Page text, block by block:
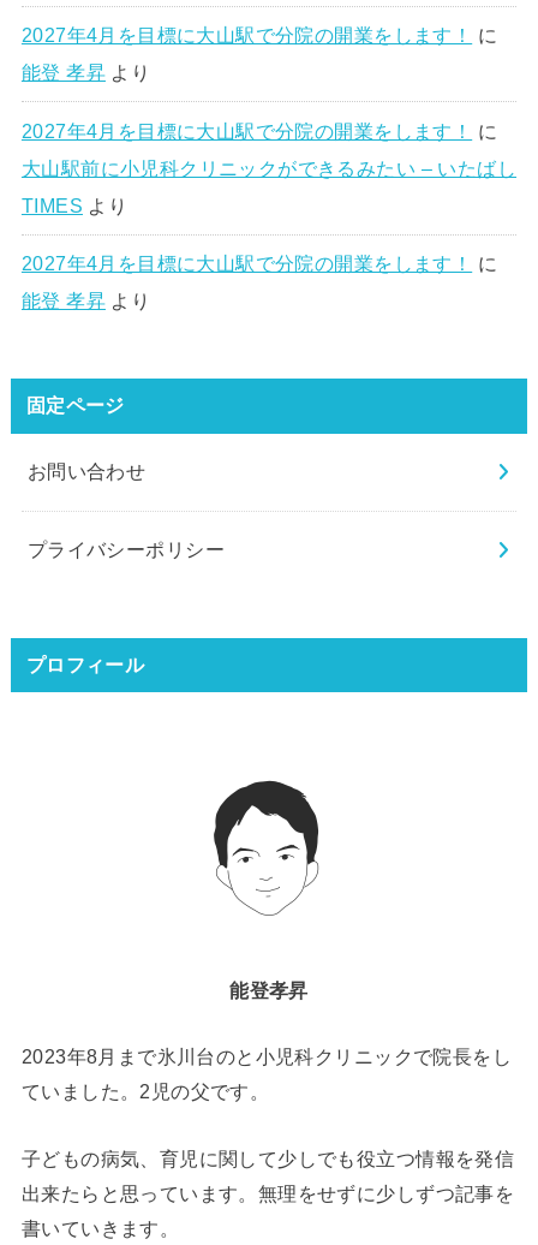
2027年4月を目標に大山駅で分院の開業をします！
に
能登 孝昇より
2027年4月を目標に大山駅で分院の開業をします！
に
大山駅前に小児科クリニックができるみたい – いたばし
TIMES より
2027年4月を目標に大山駅で分院の開業をします！
に
能登 孝昇より
固定ページ
お問い合わせ
プライバシーポリシー
プロフィール
能登孝昇
2023年8月まで氷川台のと小児科クリニックで院長をし
ていました。2児の父です。
子どもの病気、育児に関して少しでも役立つ情報を発信
出来たらと思っています。無理をせずに少しずつ記事を
書いていきます。